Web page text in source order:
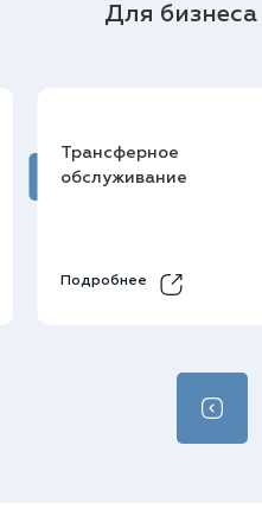
Для бизнеса
Трансферное
обслуживание
Подробнее